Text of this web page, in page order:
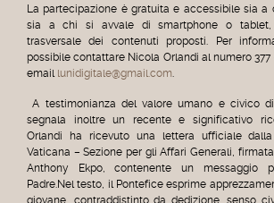
La partecipazione è gratuita e accessibile sia a
sia a chi si avvale di smartphone o tablet,
trasversale dei contenuti proposti. Per
possibile contattare Nicola Orlandi al numero 377
email lunidigitale@gmail.com
A testimonianza del valore umano e civico
segnala inoltre un recente e significativo
Orlandi ha ricevuto una lettera ufficiale
Vaticana – Sezione per gli Affari Generali,
Anthony Ekpo, contenente un messaggio
Padre.Nel testo, il Pontefice esprime
giovane, contraddistinto da dedizione, senso